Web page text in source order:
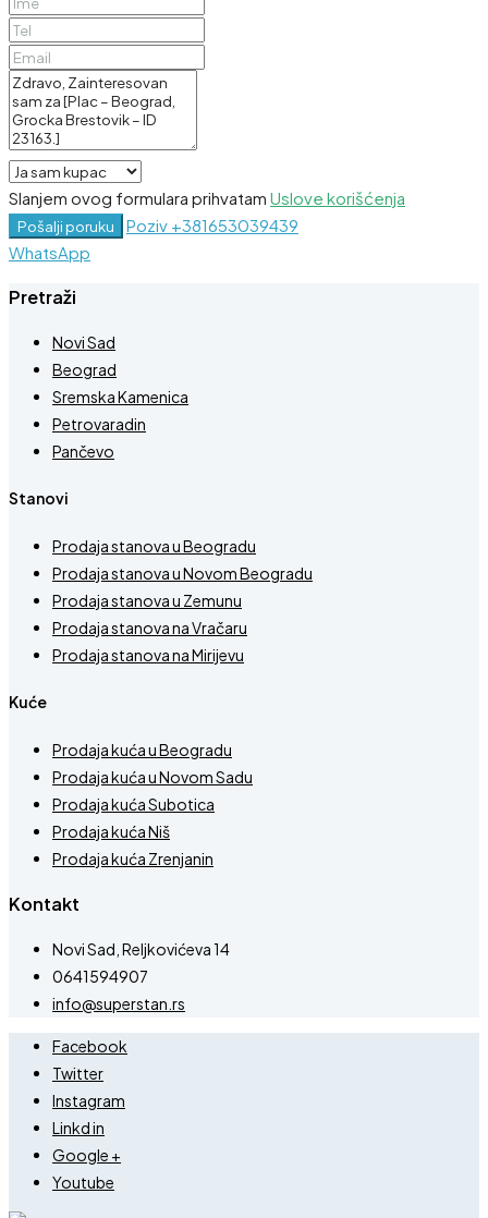
Slanjem ovog formulara prihvatam Uslove korišćenja
Pošalji poruku Poziv +381653039439
WhatsApp
Pretraži
Novi Sad
Beograd
Sremska Kamenica
Petrovaradin
Pančevo
Stanovi
Prodaja stanova u Beogradu
Prodaja stanova u Novom Beogradu
Prodaja stanova u Zemunu
Prodaja stanova na Vračaru
Prodaja stanova na Mirijevu
Kuće
Prodaja kuća u Beogradu
Prodaja kuća u Novom Sadu
Prodaja kuća Subotica
Prodaja kuća Niš
Prodaja kuća Zrenjanin
Kontakt
Novi Sad, Reljkovićeva 14
0641594907
info@superstan.rs
Facebook
Twitter
Instagram
Linkd in
Google +
Youtube